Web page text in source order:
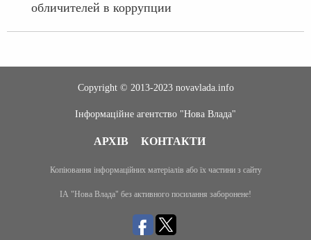
обличителей в коррупции
Copyright © 2013-2023 novavlada.info
Інформаційне агентство "Нова Влада"
АРХІВ КОНТАКТИ
Копіювання інформаційних матеріалів або їх частини з сайту
ІА "Нова Влада" без активного посилання заборонене!